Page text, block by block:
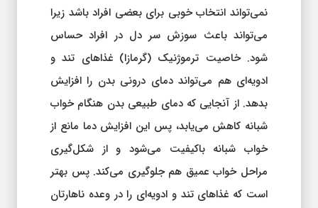
نمی‌تواند انتخاب خوبی برای بعضی افراد باشد زیرا
می‌تواند باعث سوزش سر دل در افراد حساس
شود. خاصیت ترموژنیک (گرمازا) غذاهای تند و
ادویه‌ای هم می‌تواند دمای درونی بدن را افزایش
بدهد. از آنجایی که دمای طبیعی بدن هنگام خواب
شبانه کاهش می‌یابد، پس این افزایش دما مانع از
خواب شبانه باکیفیت می‌شود و از شکل‌گیری
مراحل خواب عمیق هم جلوگیری می‌کند. پس بهتر
است که غذاهای تند و ادویه‌ای را در وعده ناهارتان